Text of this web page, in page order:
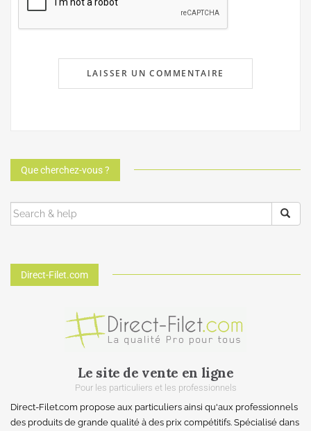
Que cherchez-vous ?
Direct-Filet.com
Le site de vente en ligne
Pour les particuliers et les professionnels
Direct-Filet.com propose aux particuliers ainsi qu'aux professionnels
des produits de grande qualité à des prix compétitifs. Spécialisé dans